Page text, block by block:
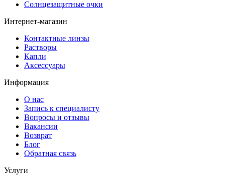
Солнцезащитные очки
Интернет-магазин
Контактные линзы
Растворы
Капли
Аксессуары
Информация
О нас
Запись к специалисту
Вопросы и отзывы
Вакансии
Возврат
Блог
Обратная связь
Услуги